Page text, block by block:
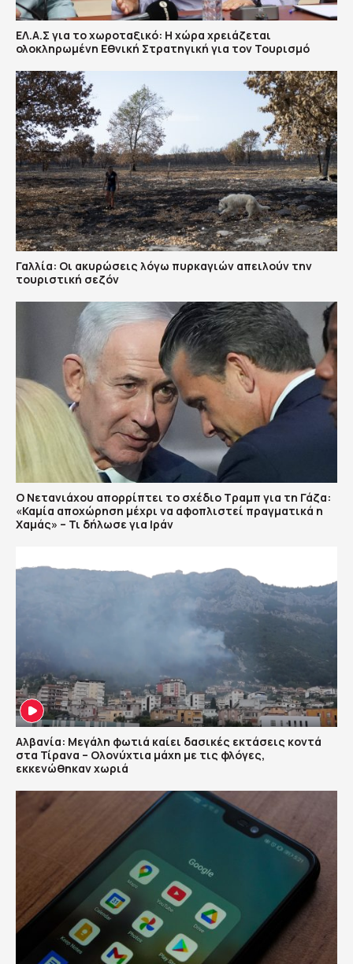
ΕΛ.Α.Σ για το χωροταξικό: Η χώρα χρειάζεται
ολοκληρωμένη Εθνική Στρατηγική για τον Τουρισμό
Γαλλία: Οι ακυρώσεις λόγω πυρκαγιών απειλούν την
τουριστική σεζόν
Ο Νετανιάχου απορρίπτει το σχέδιο Τραμπ για τη Γάζα:
«Καμία αποχώρηση μέχρι να αφοπλιστεί πραγματικά η
Χαμάς» – Τι δήλωσε για Ιράν
Αλβανία: Μεγάλη φωτιά καίει δασικές εκτάσεις κοντά
στα Τίρανα – Ολονύχτια μάχη με τις φλόγες,
εκκενώθηκαν χωριά